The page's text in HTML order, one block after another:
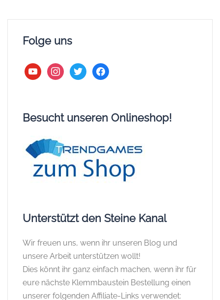
Folge uns
youtubeinstagram
twitter facebook
Besucht unseren Onlineshop!
Unterstützt den Steine Kanal
Wir freuen uns, wenn ihr unseren Blog und
unsere Arbeit unterstützen wollt!
Dies könnt ihr ganz einfach machen, wenn ihr für
eure nächste Klemmbaustein Bestellung einen
unserer folgenden Affiliate-Links verwendet: